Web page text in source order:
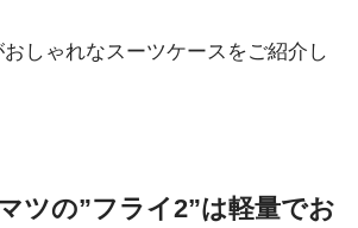
しゃれなスーツケースをご紹介し
ツの”フライ2”は軽量でお